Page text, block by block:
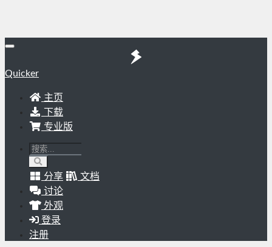
Quicker
主页
下载
专业版
分享
文档
讨论
外观
登录
注册